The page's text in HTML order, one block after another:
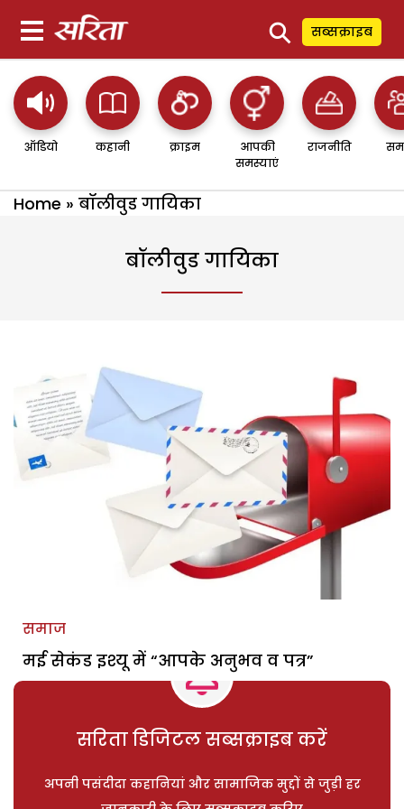
⚲ सब्सक्राइब
ऑडियो कहानी क्राइम
आपकी
समस्याएं
राजनीति
Home » बॉलीवुड गायिका
बॉलीवुड गायिका
समाज
मई सेकंड इश्यू में “आपके अनुभव व पत्र”
सरिता डिजिटल सब्सक्राइब करें
अपनी पसंदीदा कहानियां और सामाजिक मुद्दों से जुड़ी हर